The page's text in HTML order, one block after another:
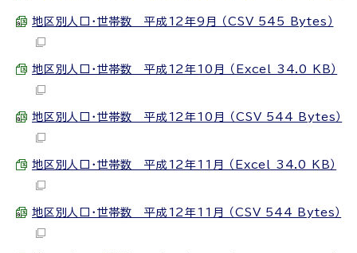
地区別人口・世帯数 平成12年9月 （CSV 545 Bytes）
地区別人口・世帯数 平成12年10月 （Excel 34.0 KB）
地区別人口・世帯数 平成12年10月 （CSV 544 Bytes）
地区別人口・世帯数 平成12年11月 （Excel 34.0 KB）
地区別人口・世帯数 平成12年11月 （CSV 544 Bytes）